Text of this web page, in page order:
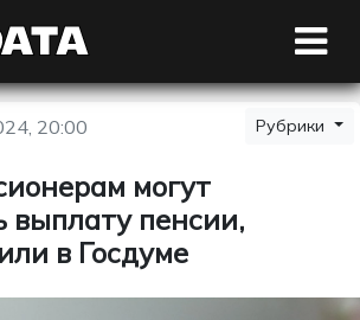
20:00 Рубрики
могут
выплату пенсии,
в Госдуме